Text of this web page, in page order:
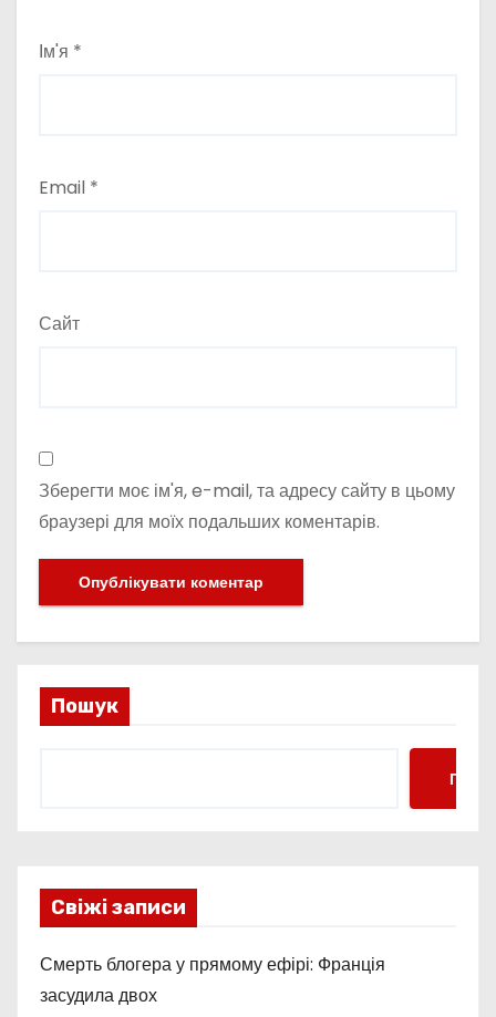
Ім'я *
Email *
Сайт
Зберегти моє ім'я, e-mail, та адресу сайту в цьому
браузері для моїх подальших коментарів.
Пошук
Свіжі записи
Смерть блогера у прямому ефірі: Франція
засудила двох